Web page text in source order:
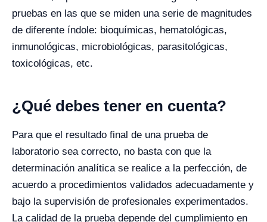
pruebas en las que se miden una serie de magnitudes
de diferente índole: bioquímicas, hematológicas,
inmunológicas, microbiológicas, parasitológicas,
toxicológicas, etc.
¿Qué debes tener en cuenta?
Para que el resultado final de una prueba de
laboratorio sea correcto, no basta con que la
determinación analítica se realice a la perfección, de
acuerdo a procedimientos validados adecuadamente y
bajo la supervisión de profesionales experimentados.
La calidad de la prueba depende del cumplimiento en